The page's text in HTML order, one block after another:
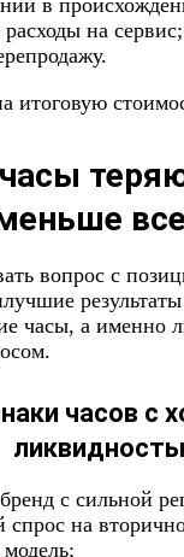
в
на сервис;
итоговую
вопрос с
часы, а именно
часов с
с сильной
спрос на